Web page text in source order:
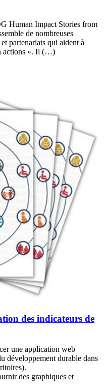
Human Impact Stories from
de nombreuses
partenariats qui aident à
actions ». Il (…)
des indicateurs de
une application web
développement durable dans
des graphiques et